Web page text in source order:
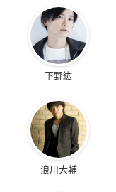
下野紘
浪川大輔